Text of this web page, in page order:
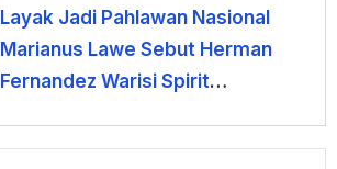
Layak Jadi Pahlawan Nasional
Marianus Lawe Sebut Herman
Fernandez Warisi Spirit